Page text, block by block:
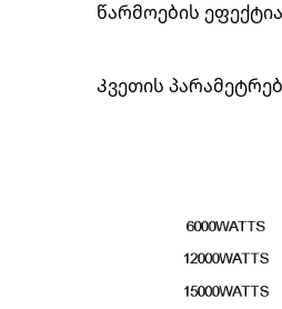
წარმოების
Კვეთის